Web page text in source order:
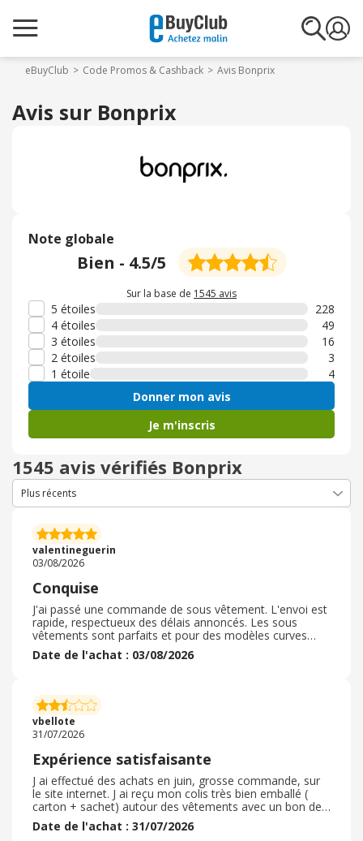
eBuyClub Code Promos & Cashback Avis Bonprix
Avis sur Bonprix
Note globale
Bien - 4.5/5
Sur la base de 1545 avis
5 étoiles
228
4 étoiles
49
3 étoiles
16
2 étoiles
3
1 étoile
4
Donner mon avis
Je m'inscris
1545 avis vérifiés Bonprix
valentineguerin
03/08/2026
Conquise
J'ai passé une commande de sous vêtement. L'envoi est
rapide, respectueux des délais annoncés. Les sous
vêtements sont parfaits et pour des modèles curves
offrent un super maintien ce qui est rarement le cas ! Je
n'avais pas commande depuis plusieurs années et je ne
plus que satisfaite ! ! Les prix défiant toute concurrence
pour des modèles aussi soutenant donc vraiment
foncez c'est l'idéal pour les personnes avec des fortes
poitrines !
Date de l'achat : 03/08/2026
vbellote
31/07/2026
Expérience satisfaisante
J ai effectué des achats en juin, grosse commande, sur
le site internet. J ai reçu mon colis très bien emballé (
carton + sachet) autour des vêtements avec un bon de
retour. J ai gardé toute ma commande sauf 2 articles
trop grands. J ai effectué mon retour sur le site, dans la
Date de l'achat : 31/07/2026